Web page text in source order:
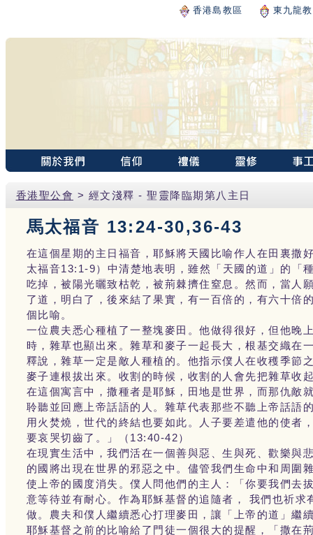
香港島教區 東九龍
香港聖公會 > 經文淺釋 - 聖靈降臨期第八主日
馬太福音 13:24-30,36-43
在這個星期的主日福音，耶穌將天國比喻作人在田裏撒
太福音13:1-9）中清楚地表明，雖然「天國的道」的「
吃掉，被陽光曬致枯乾，被荊棘擠住窒息。然而，當人
了道，明白了，後來結了果實，有一百倍的，有六十倍
個比喻。
一位農夫悉心種植了一整塊麥田。他做得很好，但他晚
時，雜草也顯出來。雜草和麥子一起長大，根基交織在
釋說，雜草一定是敵人種植的。他指示僕人在收穫季節
麥子連根拔出來。收割的時候，收割的人會先把雜草收
在這個寓言中，撒種者是耶穌，田地是世界，而那仇敵
聆聽並回應上帝話語的人。雜草代表那些不聽上帝話語
用火焚燒，世代的終結也要如此。人子要差遣他的使者
要哀哭切齒了。」（13:40-42）
在現實生活中，我們活在一個善與惡、生與死、歡樂與
的國將出現在世界的邪惡之中。儘管我們生命中和周圍
使上帝的國度消失。僕人問他們的主人：「你要我們去
意等待並有耐心。作為耶穌基督的追隨者， 我們也祈
做。農夫和僕人繼續悉心打理麥田，讓「上帝的道」繼
耶穌基督之前的比喻給了門徒一個很大的提醒，「撒在